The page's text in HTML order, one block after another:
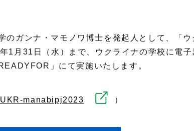
ガンナ・マモノワ博士を発起人として、「
1月31日（水）まで、ウクライナの学校に電
」にて実施いたします。
manabipj2023 ）